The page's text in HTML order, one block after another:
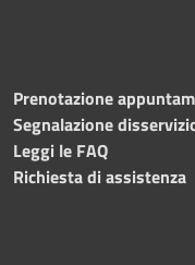
Prenotazione
Segnalazione
Leggi le FAQ
Richiesta di assistenza